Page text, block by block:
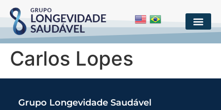
Carlos Lopes
Grupo Longevidade Saudável